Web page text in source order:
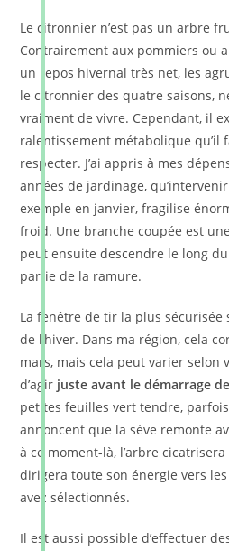
Le citronnier n’est pas un arbre
Contrairement aux pommiers ou
un repos hivernal très net, les
le citronnier des quatre saisons,
vraiment de vivre. Cependant, il
ralentissement métabolique qu’il
respecter. J’ai appris à mes
années de jardinage,
exemple en janvier, fragilise
froid. Une branche coupée est
peut ensuite descendre le long
partie de la ramure.
La fenêtre de tir la plus sécurisée
de l’hiver. Dans ma région, cela
mars, mais cela peut varier selon
d’agir juste avant le démarrage
petites feuilles vert tendre,
annoncent que la sève remonte
à ce moment-là, l’arbre
dirigera toute son énergie vers
avez sélectionnés.
Il est aussi possible d’effectuer